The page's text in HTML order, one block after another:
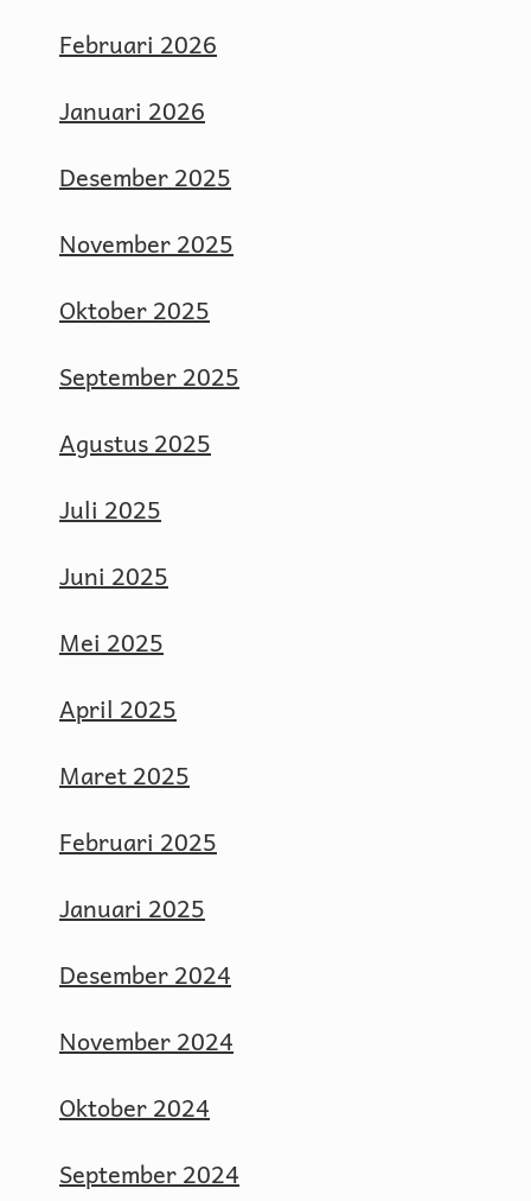
Februari 2026
Januari 2026
Desember 2025
November 2025
Oktober 2025
September 2025
Agustus 2025
Juli 2025
Juni 2025
Mei 2025
April 2025
Maret 2025
Februari 2025
Januari 2025
Desember 2024
November 2024
Oktober 2024
September 2024